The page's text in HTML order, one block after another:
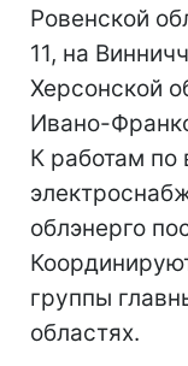
Ровенской
11, на
Херсонской
Ивано-
К работам по
облэнерго
группы
областях.